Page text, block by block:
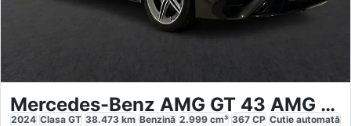
Mercedes-Benz AMG GT 43 AMG 4M
2024 Clasa GT 38.473 km Benzină 2.999 cm³ 367 CP Cutie automată